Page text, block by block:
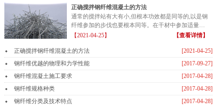
正确搅拌钢纤维混凝土的方法
通常的搅拌站有大有小,但根本功效都是同等的,以是钢
纤维参加的步伐也要根本同等。在干材中参加适量的
钢纤维...
【2021-04-25】 【查看详情】
[2021-04-25]
正确搅拌钢纤维混凝土的方法
[2017-09-27]
钢纤维优越的物理和力学性能
[2017-04-28]
钢纤维混凝土施工要求
[2017-04-28]
钢纤维规格种类
[2017-04-28]
钢纤维分类及技术特点